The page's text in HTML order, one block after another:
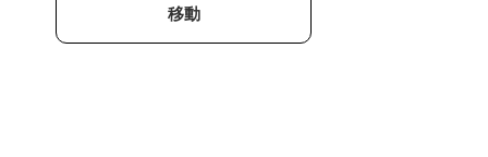
移動